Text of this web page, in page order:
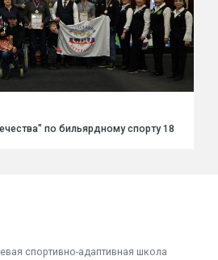
по бильярдному спорту 18
спортивно-адаптивная школа